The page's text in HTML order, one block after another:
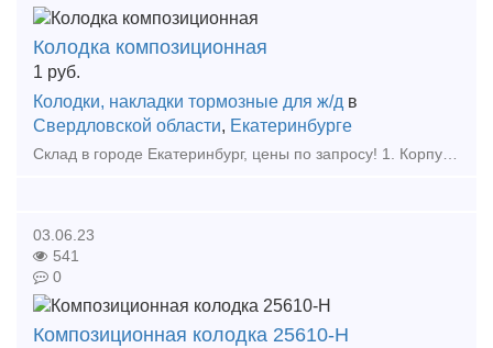
Колодка композиционная
1 руб.
Колодки, накладки тормозные для ж/д в
Свердловской области, Екатеринбурге
Склад в городе Екатеринбург, цены по запросу! 1. Корпус Буксы (Восстановленный ) 2. Крышка крепительная 3. Лабиринтное кольцо 4. Штуцер 4370 6. Штуцер 190.02А 7. Ручка ра
03.06.23
541
0
Композиционная колодка 25610-Н